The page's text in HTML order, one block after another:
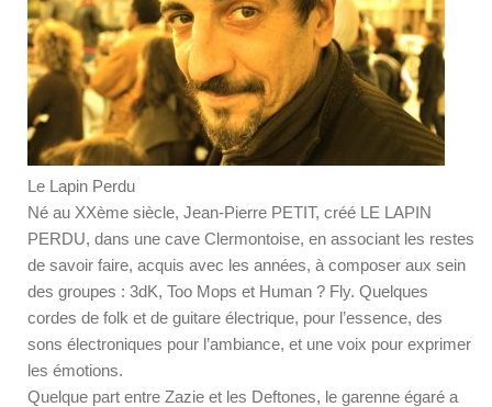
Le Lapin Perdu
Né au XXème siècle, Jean-Pierre PETIT, créé LE LAPIN
PERDU, dans une cave Clermontoise, en associant les restes
de savoir faire, acquis avec les années, à composer aux sein
des groupes : 3dK, Too Mops et Human ? Fly. Quelques
cordes de folk et de guitare électrique, pour l’essence, des
sons électroniques pour l’ambiance, et une voix pour exprimer
les émotions.
Quelque part entre Zazie et les Deftones, le garenne égaré a